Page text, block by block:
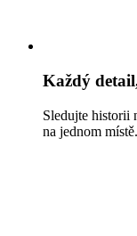
Každý
Sledujte historii
na jednom místě.